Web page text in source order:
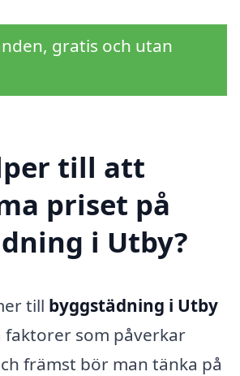
gratis och utan
till att
priset på
i Utby?
till byggstädning i Utby
som påverkar
främst bör man tänka på